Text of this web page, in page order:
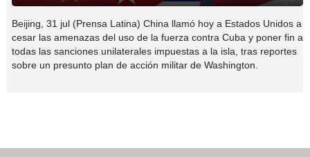
Beijing, 31 jul (Prensa Latina) China llamó hoy a Estados Unidos a
cesar las amenazas del uso de la fuerza contra Cuba y poner fin a
todas las sanciones unilaterales impuestas a la isla, tras reportes
sobre un presunto plan de acción militar de Washington.